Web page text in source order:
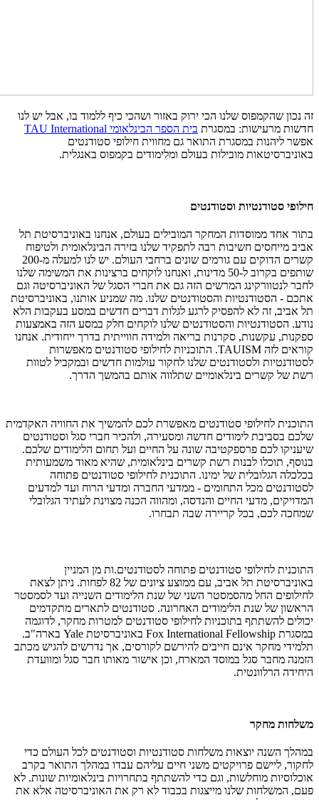
זה נכון שהקמפוס שלנו הכי ירוק באזור ושהכי כיף ללמוד בו, אבל יש לנו
חדשות מרעישות: במסגרת בית הספר הבינלאומי TAU International
אפשר ליהנות במסגרת התואר גם מחווית חילופי סטודנטים
באוניברסיטאות מובילות בעולם ומלימודים בקמפוס באנגלית.
חילופי סטודנטיות וסטודנטים
בתור אחד ממוסדות המחקר המובילים בעולם, אנחנו באוניברסיטת תל
אביב מייחסים חשיבות רבה לתפקיד שלנו בזירה הבינלאומית ולטיפוח
קשרים הדוקים עם גורמים שונים ברחבי העולם. יש לנו למעלה מ-200
שותפים בקרוב ל-50 מדינות, ואנחנו לוקחים ברצינות את המשימה שלנו
לחבר לנטוורקינג המרשים הזה גם את חברי הסגל של האוניברסיטה וגם
אתכם - הסטודנטיות והסטודנטים שלנו. מה שמניע אותנו, באוניברסיטת
תל אביב, זה לא להפסיק לרגע לגלות דברים חדשים במסע בעקבות הלא
נודע. הסטודנטיות והסטודנטים שלנו לוקחים חלק במסע הזה באמצעות
ספקנות, עקשנות, סקרנות בריאה ולמידה חווייתית בדרך ייחודית. אנחנו
קוראים לזה TAUISM. התוכניות לחילופי סטודנטים מאפשרות
לסטודנטיות ולסטודנטים שלנו לחקור עולמות חדשים ובמקביל לטוות
רשת של קשרים בינלאומיים שתלווה אותם בהמשך הדרך.
התוכנית לחילופי סטודנטים מאפשרת לכם להמשיך את החוויה האקדמית
שלכם בסביבת לימודים חדשה ומסעירה, ולהכיר חברי סגל וסטודנטים
שיעניקו לכם פרספקטיבה שונה על החיים ועל תחום הלימודים שלכם.
בנוסף, תוכלו לבנות רשת קשרים בינלאומית, שהיא מאוד משמעותית
בכלכלה הגלובלית של ימינו. התוכנית לחילופי סטודנטים פתוחה
לסטודנטים מכל התחומים - ממדעי החברה ומדעי הרוח ועד למדעים
המדויקים, מדעי החיים והנדסה, ומהווה הכנה מצוינת לעתיד הגלובלי
שמחכה לכם, בכל קריירה שבה תבחרו.
התוכנית לחילופי סטודנטים פתוחה לסטודנטים.ות מן המניין
באוניברסיטת תל אביב, עם ממוצע ציונים של 82 לפחות. ניתן לצאת
לחילופים החל מהסמסטר השני של שנת הלימודים השנייה ועד לסמסטר
הראשון של שנת הלימודים האחרונה. סטודנטים לתארים מתקדמים
יכולים להשתתף בתוכניות לחילופי סטודנטים למטרות מחקר, לדוגמה
במסגרת Fox International Fellowship באוניברסיטת Yale בארה"ב.
תלמידי מחקר אינם חייבים להירשם לקורסים, אך נדרשים להגיש מכתב
הזמנה מחבר סגל במוסד המארח, וכן אישור מאותו חבר סגל ומוועדת
היחידה הרלוונטית.
משלחות מחקר
במהלך השנה יוצאות משלחות סטודנטיות וסטודנטים לכל העולם כדי
לחקור, ליישם פרויקטים משני חיים עליהם עבדו במהלך התואר בקרב
אוכלוסיות מוחלשות, וגם כדי להשתתף בתחרויות בינלאומיות שונות. לא
פעם, המשלחות שלנו מייצגות בכבוד לא רק את האוניברסיטה אלא את